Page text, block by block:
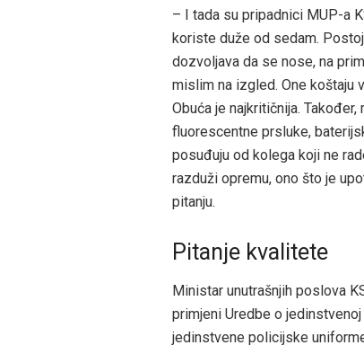
– I tada su pripadnici MUP-a
koriste duže od sedam.
dozvoljava da se nose, na
mislim na izgled. One koštaju
Obuća je najkritičnija.
fluorescentne prsluke,
posuđuju od kolega koji ne
razduži opremu, ono što je
pitanju.
Pitanje kvalitete
Ministar unutrašnjih poslova
primjeni Uredbe o
jedinstvene policijske